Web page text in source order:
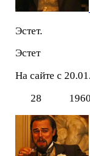
Эстет.
Эстет
На сайте с
28
1960